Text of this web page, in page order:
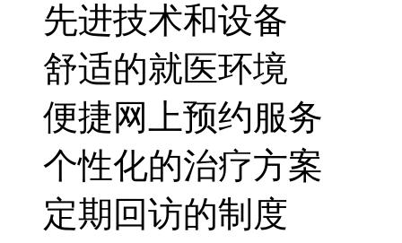
先进技术和设备
舒适的就医环境
便捷网上预约服务
个性化的治疗方案
定期回访的制度